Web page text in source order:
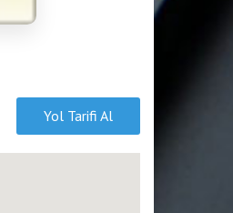
Yol Tarifi Al